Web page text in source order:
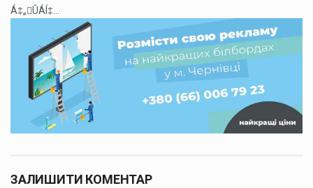
Á‡„ÛÁÍ‡...
ЗАЛИШИТИ КОМЕНТАР